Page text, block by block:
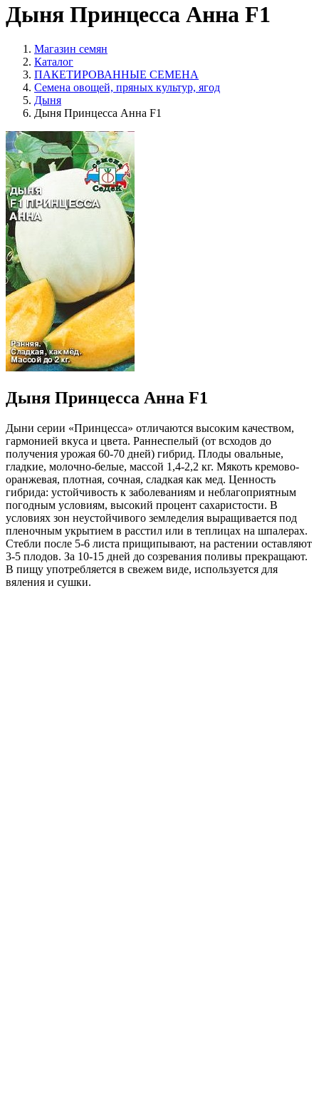
Дыня Принцесса Анна F1
Магазин семян
Каталог
ПАКЕТИРОВАННЫЕ СЕМЕНА
Семена овощей, пряных культур, ягод
Дыня
Дыня Принцесса Анна F1
Дыня Принцесса Анна F1
Дыни серии «Принцесса» отличаются высоким качеством,
гармонией вкуса и цвета. Раннеспелый (от всходов до
получения урожая 60-70 дней) гибрид. Плоды овальные,
гладкие, молочно-белые, массой 1,4-2,2 кг. Мякоть кремово-
оранжевая, плотная, сочная, сладкая как мед. Ценность
гибрида: устойчивость к заболеваниям и неблагоприятным
погодным условиям, высокий процент сахаристости. В
условиях зон неустойчивого земледелия выращивается под
пленочным укрытием в расстил или в теплицах на шпалерах.
Стебли после 5-6 листа прищипывают, на растении оставляют
3-5 плодов. За 10-15 дней до созревания поливы прекращают.
В пищу употребляется в свежем виде, используется для
вяления и сушки.